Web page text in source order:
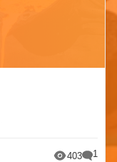
403 1